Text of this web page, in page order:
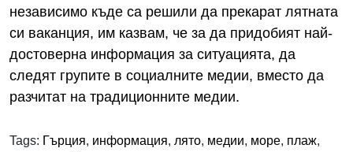
независимо къде са решили да прекарат лятната
си ваканция, им казвам, че за да придобият най-
достоверна информация за ситуацията, да
следят групите в социалните медии, вместо да
разчитат на традиционните медии.
Tags: Гърция, информация, лято, медии, море, плаж,